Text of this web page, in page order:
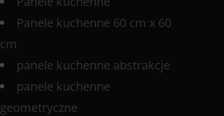
Panele kuchenne 60 cm x 60
cm
panele kuchenne abstrakcje
panele kuchenne
geometryczne